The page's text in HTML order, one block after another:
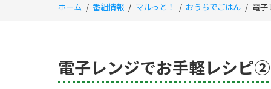
ホーム 番組情報 マルっと！ おうちでごはん 電
電子レンジでお手軽レシピ